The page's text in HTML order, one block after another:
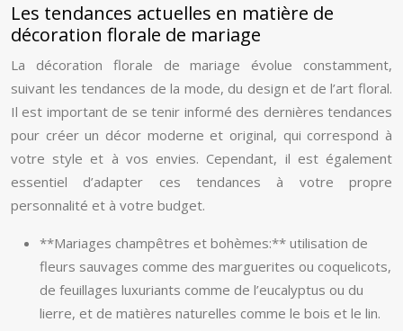
Les tendances actuelles en matière de
décoration florale de mariage
La décoration florale de mariage évolue constamment,
suivant les tendances de la mode, du design et de l’art floral.
Il est important de se tenir informé des dernières tendances
pour créer un décor moderne et original, qui correspond à
votre style et à vos envies. Cependant, il est également
essentiel d’adapter ces tendances à votre propre
personnalité et à votre budget.
**Mariages champêtres et bohèmes:** utilisation de
fleurs sauvages comme des marguerites ou coquelicots,
de feuillages luxuriants comme de l’eucalyptus ou du
lierre, et de matières naturelles comme le bois et le lin.